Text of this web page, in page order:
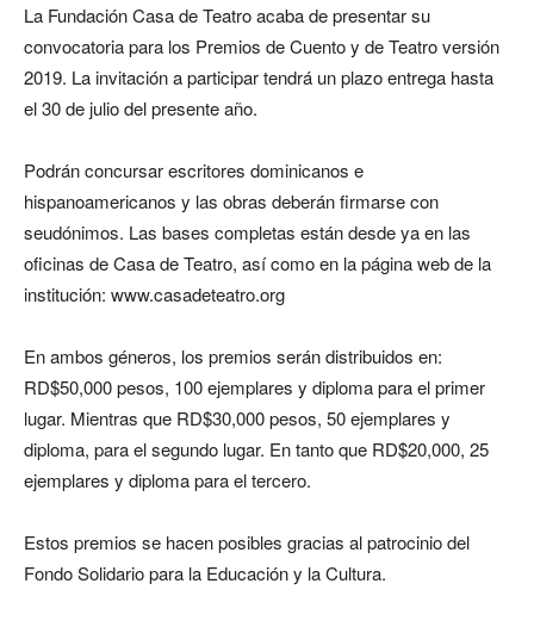
La Fundación Casa de Teatro acaba de presentar su
convocatoria para los Premios de Cuento y de Teatro versión
2019. La invitación a participar tendrá un plazo entrega hasta
el 30 de julio del presente año.
Podrán concursar escritores dominicanos e
hispanoamericanos y las obras deberán firmarse con
seudónimos. Las bases completas están desde ya en las
oficinas de Casa de Teatro, así como en la página web de la
institución: www.casadeteatro.org
En ambos géneros, los premios serán distribuidos en:
RD$50,000 pesos, 100 ejemplares y diploma para el primer
lugar. Mientras que RD$30,000 pesos, 50 ejemplares y
diploma, para el segundo lugar. En tanto que RD$20,000, 25
ejemplares y diploma para el tercero.
Estos premios se hacen posibles gracias al patrocinio del
Fondo Solidario para la Educación y la Cultura.